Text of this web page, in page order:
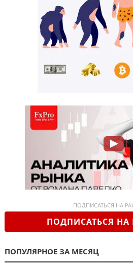
ПОДПИСАТЬСЯ НА
ПОДПИСАТЬСЯ НА
ПОПУЛЯРНОЕ ЗА МЕСЯЦ